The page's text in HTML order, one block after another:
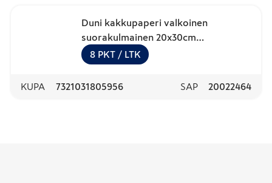
Duni kakkupaperi valkoinen
suorakulmainen 20x30cm
reikäkuvioitu 250kpl
8 PKT / LTK
KUPA 7321031805956 SAP 20022464